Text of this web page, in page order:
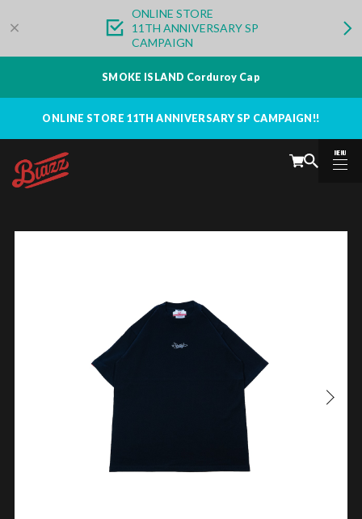
ONLINE STORE
11TH ANNIVERSARY SP
CAMPAIGN
SMOKE ISLAND Corduroy Cap
ONLINE STORE 11TH ANNIVERSARY SP CAMPAIGN!!
MENU
CLOSE